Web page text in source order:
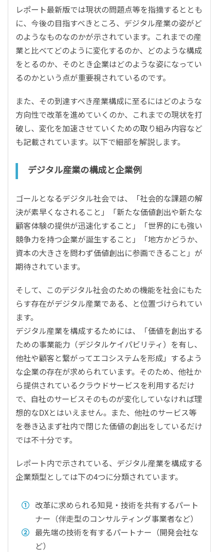
レポート最新版では現状の問題点等を指摘するととも
に、今後の目指すべきところ、デジタル産業の姿がど
のようなものなのかが示されています。これまでの産
業と比べてどのように変化するのか、どのような構成
をとるのか、そのとき企業はどのような姿になってい
るのかという点が重要視されているのです。
また、その到達すべき産業構成に至るにはどのような
方向性で改革を進めていくのか、これまでの現状を打
破し、変化を加速させていくための取り組み内容など
も記載されています。以下で細部を解説します。
デジタル産業の構成と企業例
ゴールとなるデジタル社会では、「社会的な課題の解
決が素早くなされること」「新たな価値創出や新たな
顧客体験の提供が迅速化すること」「世界的にも強い
競争力を持つ企業が誕生すること」「地方かどうか、
資本の大きさを問わず価値創出に参画できること」が
期待されています。
そして、このデジタル社会のための機能を社会にもた
らす存在がデジタル産業である、と位置づけられてい
ます。
デジタル産業を構成するためには、「価値を創出する
ための事業能力（デジタルケイパビリティ）を有し、
他社や顧客と繋がってエコシステムを形成」するよう
な企業の存在が求められています。そのため、他社か
ら提供されているクラウドサービスを利用するだけ
で、自社のサービスそのものが変化していなければ理
想的なDXとはいえません。また、他社のサービス等
を巻き込まず社内で閉じた価値の創出をしているだけ
では不十分です。
レポート内で示されている、デジタル産業を構成する
企業類型としては下の4つに分類されています。
改革に求められる知見・技術を共有するパート
ナー（伴走型のコンサルティング事業者など）
最先端の技術を有するパートナー（開発会社な
ど）